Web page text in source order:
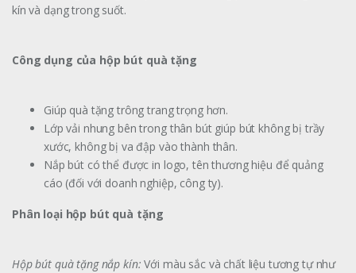
kín và dạng trong suốt.
Công dụng của hộp bút quà tặng
Giúp quà tặng trông trang trọng hơn.
Lớp vải nhung bên trong thân bút giúp bút không bị trầy
xước, không bị va đập vào thành thân.
Nắp bút có thể được in logo, tên thương hiệu để quảng
cáo (đối với doanh nghiệp, công ty).
Phân loại hộp bút quà tặng
Hộp bút quà tặng nắp kín:Với màu sắc và chất liệu tương tự như